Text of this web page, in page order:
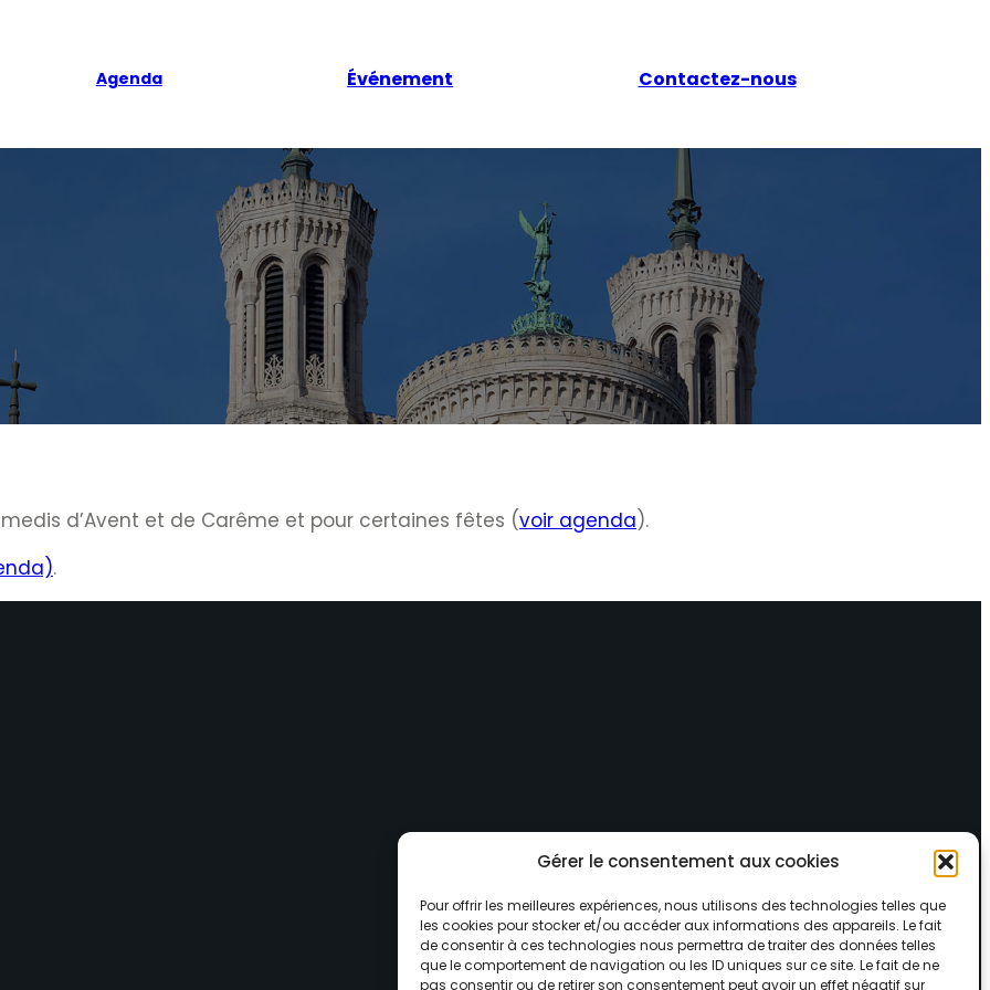
Gérer le consentement aux cookies
Pour offrir les meilleures expériences, nous utilisons des technologies telles que
les cookies pour stocker et/ou accéder aux informations des appareils. Le fait
de consentir à ces technologies nous permettra de traiter des données telles
que le comportement de navigation ou les ID uniques sur ce site. Le fait de ne
pas consentir ou de retirer son consentement peut avoir un effet négatif sur
Agenda Événement Contactez-nous
d’Avent et de Carême et pour certaines fêtes (voir agenda).
.